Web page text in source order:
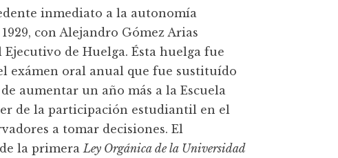
inmediato a la autonomía
con Alejandro Gómez Arias
de Huelga. Ésta huelga fue
exámen oral anual que fue sustituído
aumentar un año más a la Escuela
de la participación estudiantil en el
a tomar decisiones. El
la primeraLey Orgánica de la Universidad